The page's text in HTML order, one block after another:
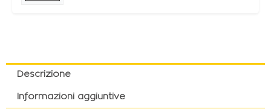
Descrizione
Informazioni aggiuntive